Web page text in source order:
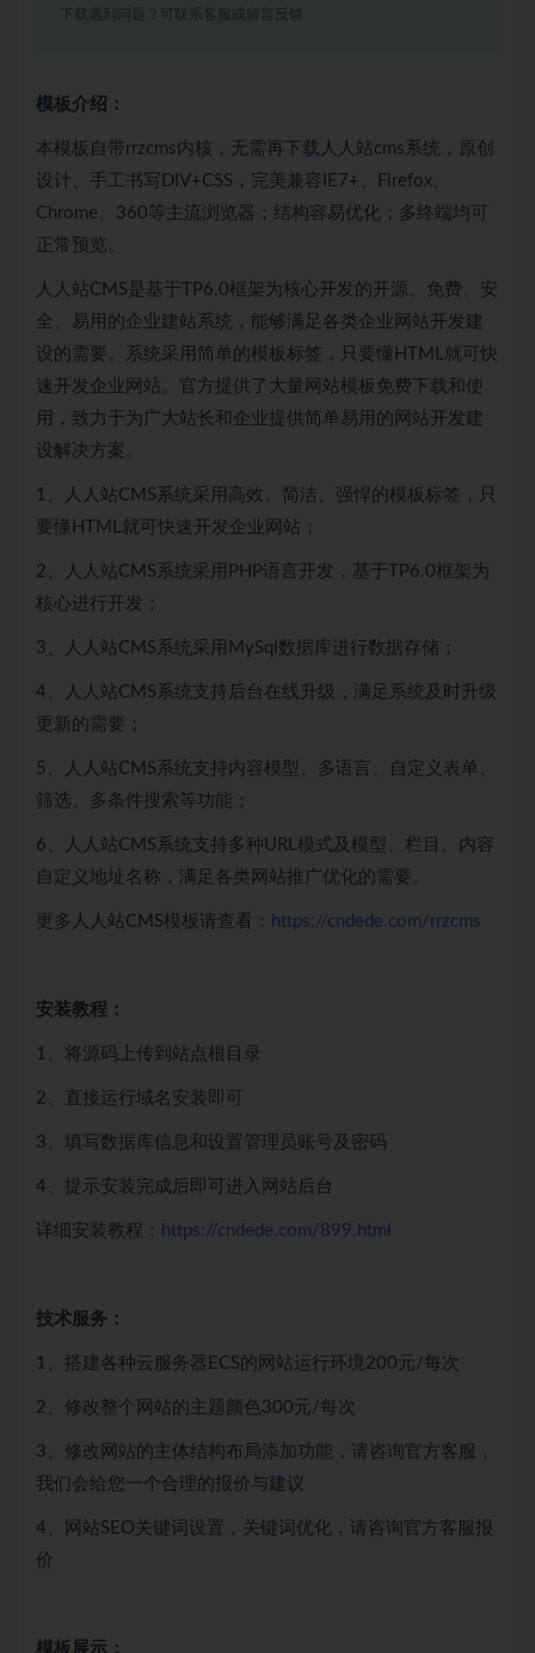
下载遇到问题？可联系客服或留言反馈
模板介绍：
本模板自带rrzcms内核，无需再下载人人站cms系统，原创
设计、手工书写DIV+CSS，完美兼容IE7+、Firefox、
Chrome、360等主流浏览器；结构容易优化；多终端均可
正常预览。
人人站CMS是基于TP6.0框架为核心开发的开源、免费、安
全、易用的企业建站系统，能够满足各类企业网站开发建
设的需要。系统采用简单的模板标签，只要懂HTML就可快
速开发企业网站。官方提供了大量网站模板免费下载和使
用，致力于为广大站长和企业提供简单易用的网站开发建
设解决方案。
1、人人站CMS系统采用高效、简洁、强悍的模板标签，只
要懂HTML就可快速开发企业网站；
2、人人站CMS系统采用PHP语言开发，基于TP6.0框架为
核心进行开发；
3、人人站CMS系统采用MySql数据库进行数据存储；
4、人人站CMS系统支持后台在线升级，满足系统及时升级
更新的需要；
5、人人站CMS系统支持内容模型、多语言、自定义表单、
筛选、多条件搜索等功能；
6、人人站CMS系统支持多种URL模式及模型、栏目、内容
自定义地址名称，满足各类网站推广优化的需要。
更多人人站CMS模板请查看： https://cndede.com/rrzcms
安装教程：
1、将源码上传到站点根目录
2、直接运行域名安装即可
3、填写数据库信息和设置管理员账号及密码
4、提示安装完成后即可进入网站后台
详细安装教程： https://cndede.com/899.html
技术服务：
1、搭建各种云服务器ECS的网站运行环境200元/每次
2、修改整个网站的主题颜色300元/每次
3、修改网站的主体结构布局添加功能，请咨询官方客服，
我们会给您一个合理的报价与建议
4、网站SEO关键词设置，关键词优化，请咨询官方客服报
价
模板展示：